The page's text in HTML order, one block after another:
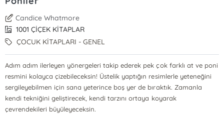
Candice Whatmore
1001 ÇİÇEK KİTAPLAR
ÇOCUK KİTAPLARI - GENEL
Adım adım ilerleyen yönergeleri takip ederek pek çok farklı at ve poni
resmini kolayca çizebileceksin! Üstelik yaptığın resimlerle yeteneğini
sergileyebilmen için sana yeterince boş yer de bıraktık. Zamanla
kendi tekniğini geliştirecek, kendi tarzını ortaya koyarak
çevrendekileri büyüleyeceksin.